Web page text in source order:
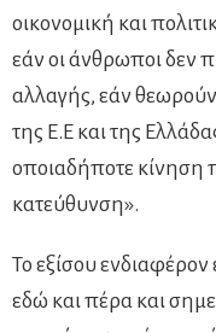
οικονομική και
εάν οι άνθρωποι δεν
αλλαγής, εάν
της Ε.Ε και της
οποιαδήποτε κίνηση
κατεύθυνση».
Το εξίσου
εδώ και πέρα και